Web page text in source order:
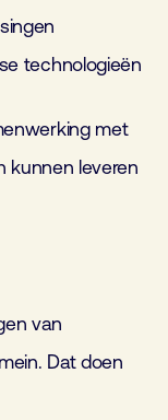
technologieën
met
kunnen leveren
van
Dat doen